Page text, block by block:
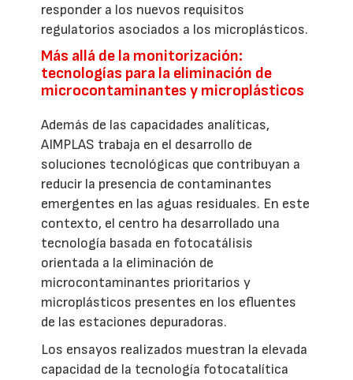
responder a los nuevos requisitos
regulatorios asociados a los microplásticos.
Más allá de la monitorización:
tecnologías para la eliminación de
microcontaminantes y microplásticos
Además de las capacidades analíticas,
AIMPLAS trabaja en el desarrollo de
soluciones tecnológicas que contribuyan a
reducir la presencia de contaminantes
emergentes en las aguas residuales. En este
contexto, el centro ha desarrollado una
tecnología basada en fotocatálisis
orientada a la eliminación de
microcontaminantes prioritarios y
microplásticos presentes en los efluentes
de las estaciones depuradoras.
Los ensayos realizados muestran la elevada
capacidad de la tecnología fotocatalítica